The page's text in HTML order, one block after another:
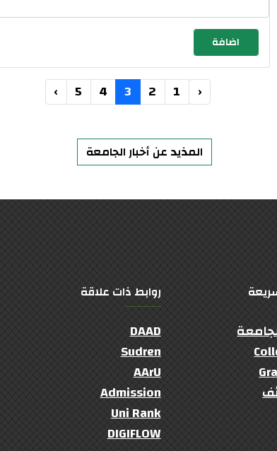
‹
1
2
3
4
5
›
المذيد عن أخبار الجامعة
روابط ذات علاقة
DAAD
Sudren
AArU
Admission
Uni Rank
DIGIFLOW